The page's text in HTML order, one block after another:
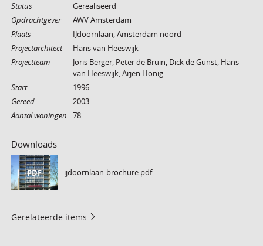
Status
Gerealiseerd
Opdrachtgever
AWV Amsterdam
Plaats
IJdoornlaan, Amsterdam noord
Projectarchitect
Hans van Heeswijk
Projectteam
Joris Berger, Peter de Bruin, Dick de Gunst, Hans
van Heeswijk, Arjen Honig
Start
1996
Gereed
2003
Aantal woningen
78
Downloads
PDF ijdoornlaan-brochure.pdf
Gerelateerde items